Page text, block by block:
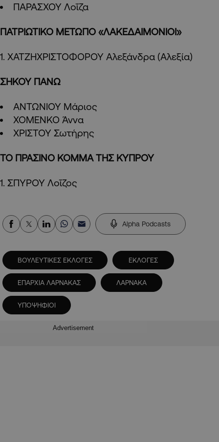
ΠΑΡΑΣΧΟΥ Λοΐζα
ΠΑΤΡΙΩΤΙΚΟ ΜΕΤΩΠΟ «ΛΑΚΕΔΑΙΜΟΝΙΟΙ»
1. ΧΑΤΖΗΧΡΙΣΤΟΦΟΡΟΥ Αλεξάνδρα (Αλεξία)
ΣΗΚΟΥ ΠΑΝΩ
ΑΝΤΩΝΙΟΥ Μάριος
ΧΟΜΕΝΚΟ Άννα
ΧΡΙΣΤΟΥ Σωτήρης
ΤΟ ΠΡΑΣΙΝΟ ΚΟΜΜΑ ΤΗΣ ΚΥΠΡΟΥ
1. ΣΠΥΡΟΥ Λοΐζος
Alpha Podcasts
ΒΟΥΛΕΥΤΙΚΕΣ ΕΚΛΟΓΕΣ ΕΚΛΟΓΕΣ
ΕΠΑΡΧΙΑ ΛΑΡΝΑΚΑΣ ΛΑΡΝΑΚΑ
ΥΠΟΨΗΦΙΟΙ
Advertisement